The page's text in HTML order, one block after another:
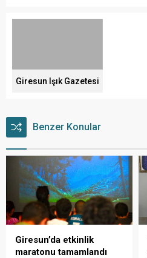
Giresun Işık Gazetesi
Benzer Konular
Giresun’da etkinlik
maratonu tamamlandı